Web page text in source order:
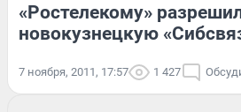
«Ростелекому»
новокузнецкую
7 ноября, 2011, 17:57 1 427